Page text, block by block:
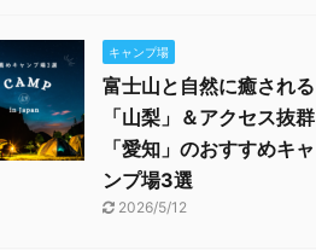
キャンプ場
富士山と自然に癒される
「山梨」＆アクセス抜群
「愛知」のおすすめキャ
ンプ場3選
2026/5/12